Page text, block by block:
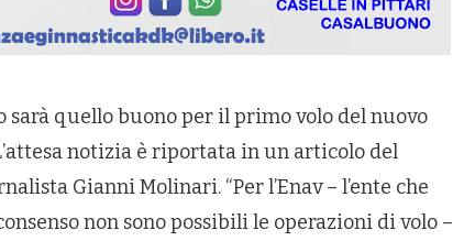
quello buono per il primo volo del nuovo
notizia è riportata in un articolo del
Gianni Molinari. “Per l’Enav – l’ente che
non sono possibili le operazioni di volo –